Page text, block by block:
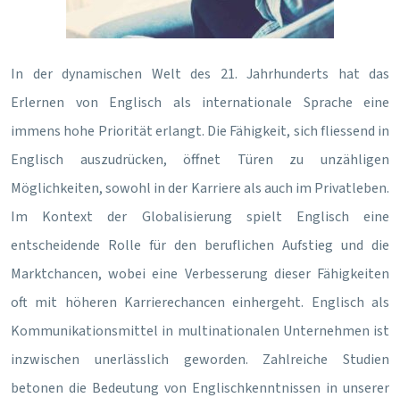
In der dynamischen Welt des 21. Jahrhunderts hat das
Erlernen von Englisch als internationale Sprache eine
immens hohe Priorität erlangt. Die Fähigkeit, sich fliessend in
Englisch auszudrücken, öffnet Türen zu unzähligen
Möglichkeiten, sowohl in der Karriere als auch im Privatleben.
Im Kontext der Globalisierung spielt Englisch eine
entscheidende Rolle für den beruflichen Aufstieg und die
Marktchancen, wobei eine Verbesserung dieser Fähigkeiten
oft mit höheren Karrierechancen einhergeht. Englisch als
Kommunikationsmittel in multinationalen Unternehmen ist
inzwischen unerlässlich geworden. Zahlreiche Studien
betonen die Bedeutung von Englischkenntnissen in unserer